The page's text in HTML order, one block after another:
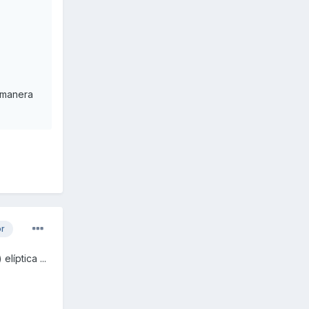
...